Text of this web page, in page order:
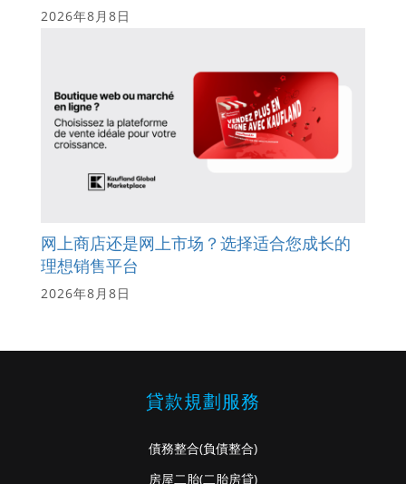
2026年8月8日
网上商店还是网上市场？选择适合您成长的
理想销售平台
2026年8月8日
貸款規劃服務
債務整合(負債整合)
房屋二胎(二胎房貸)